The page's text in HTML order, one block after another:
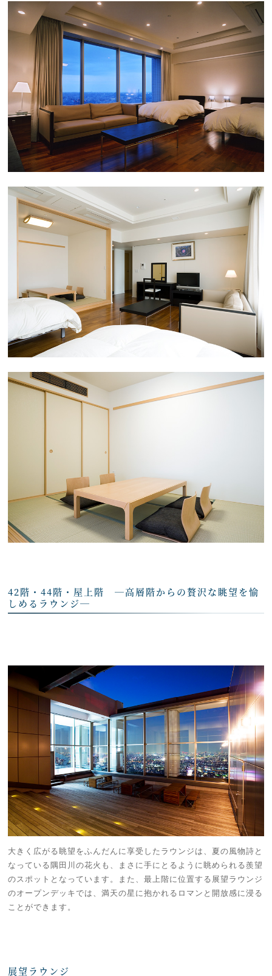
42階・44階・屋上階 ―高層階からの贅沢な眺望を愉
しめるラウンジ―
大きく広がる眺望をふんだんに享受したラウンジは、夏の風物詩と
なっている隅田川の花火も、まさに手にとるように眺められる羨望
のスポットとなっています。また、最上階に位置する展望ラウンジ
のオープンデッキでは、満天の星に抱かれるロマンと開放感に浸る
ことができます。
展望ラウンジ